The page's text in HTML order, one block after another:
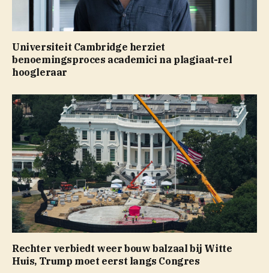
Universiteit Cambridge herziet
benoemingsproces academici na plagiaat-rel
hoogleraar
Rechter verbiedt weer bouw balzaal bij Witte
Huis, Trump moet eerst langs Congres